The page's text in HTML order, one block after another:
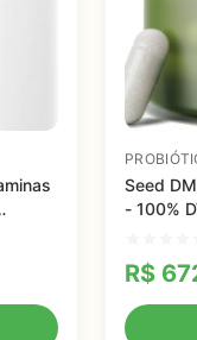
Seed
- 100%
R$